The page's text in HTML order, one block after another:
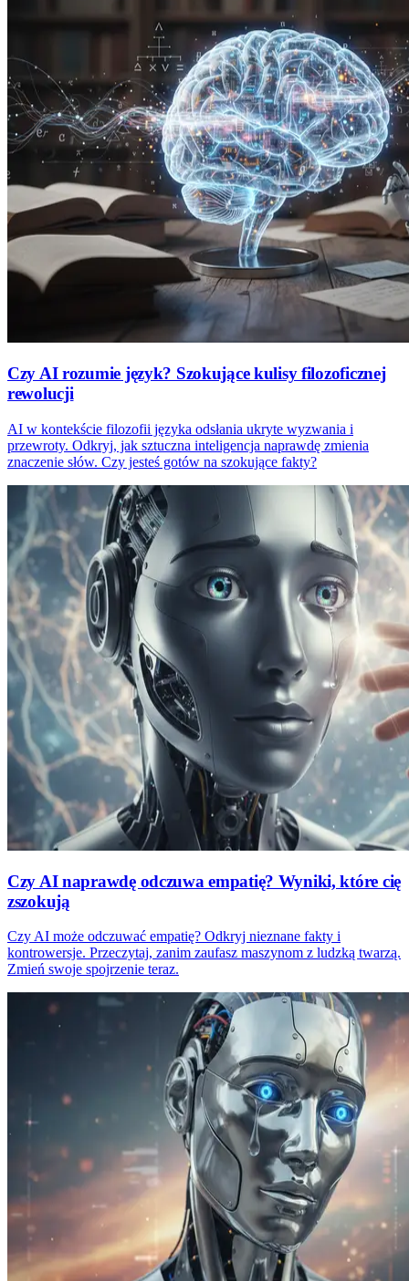
Czy AI rozumie język? Szokujące kulisy filozoficznej
rewolucji
AI w kontekście filozofii języka odsłania ukryte wyzwania i
przewroty. Odkryj, jak sztuczna inteligencja naprawdę zmienia
znaczenie słów. Czy jesteś gotów na szokujące fakty?
Czy AI naprawdę odczuwa empatię? Wyniki, które cię
zszokują
Czy AI może odczuwać empatię? Odkryj nieznane fakty i
kontrowersje. Przeczytaj, zanim zaufasz maszynom z ludzką twarzą.
Zmień swoje spojrzenie teraz.